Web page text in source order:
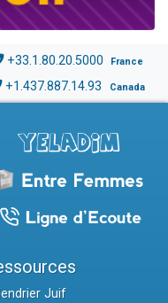
+33.1.80.20.5000 France
+1.437.887.14.93 Canada
Juif